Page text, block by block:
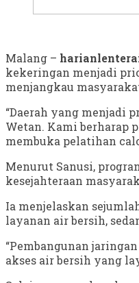
Malang –
kekeringan menjadi
menjangkau
“Daerah yang menjadi
Wetan. Kami berharap
membuka pelatihan
Menurut Sanusi,
kesejahteraan
Ia menjelaskan
layanan air bersih,
“Pembangunan
akses air bersih yang